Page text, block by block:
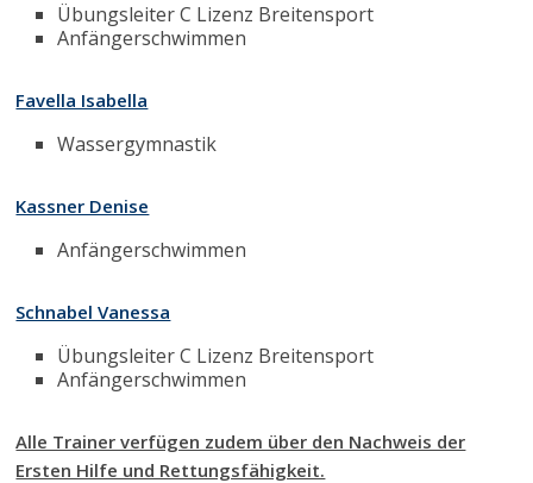
Übungsleiter C Lizenz Breitensport
Anfängerschwimmen
Favella Isabella
Wassergymnastik
Kassner Denise
Anfängerschwimmen
Schnabel Vanessa
Übungsleiter C Lizenz Breitensport
Anfängerschwimmen
Alle Trainer verfügen zudem über den Nachweis der
Ersten Hilfe und Rettungsfähigkeit.